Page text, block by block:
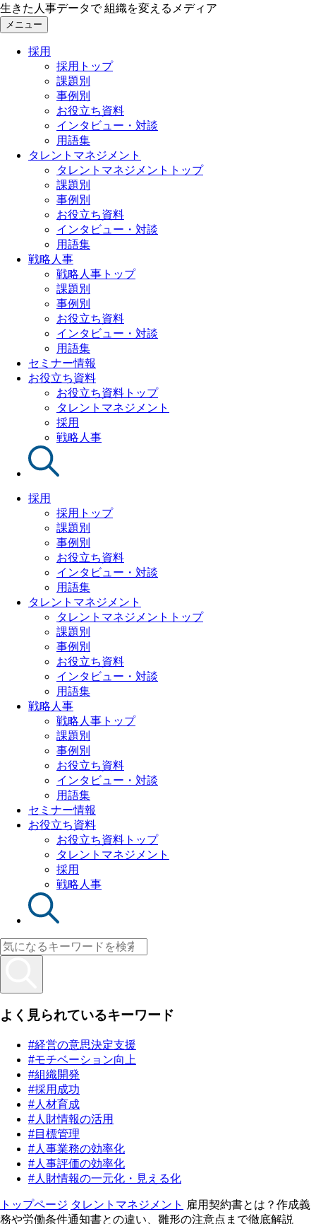
生きた人事データで 組織を変えるメディア
メニュー
採用
採用トップ
課題別
事例別
お役立ち資料
インタビュー・対談
用語集
タレントマネジメント
タレントマネジメントトップ
課題別
事例別
お役立ち資料
インタビュー・対談
用語集
戦略人事
戦略人事トップ
課題別
事例別
お役立ち資料
インタビュー・対談
用語集
セミナー情報
お役立ち資料
お役立ち資料トップ
タレントマネジメント
採用
戦略人事
採用
採用トップ
課題別
事例別
お役立ち資料
インタビュー・対談
用語集
タレントマネジメント
タレントマネジメントトップ
課題別
事例別
お役立ち資料
インタビュー・対談
用語集
戦略人事
戦略人事トップ
課題別
事例別
お役立ち資料
インタビュー・対談
用語集
セミナー情報
お役立ち資料
お役立ち資料トップ
タレントマネジメント
採用
戦略人事
よく見られているキーワード
#経営の意思決定支援
#モチベーション向上
#組織開発
#採用成功
#人材育成
#人財情報の活用
#目標管理
#人事業務の効率化
#人事評価の効率化
#人財情報の一元化・見える化
トップページ タレントマネジメント 雇用契約書とは？作成義
務や労働条件通知書との違い、雛形の注意点まで徹底解説